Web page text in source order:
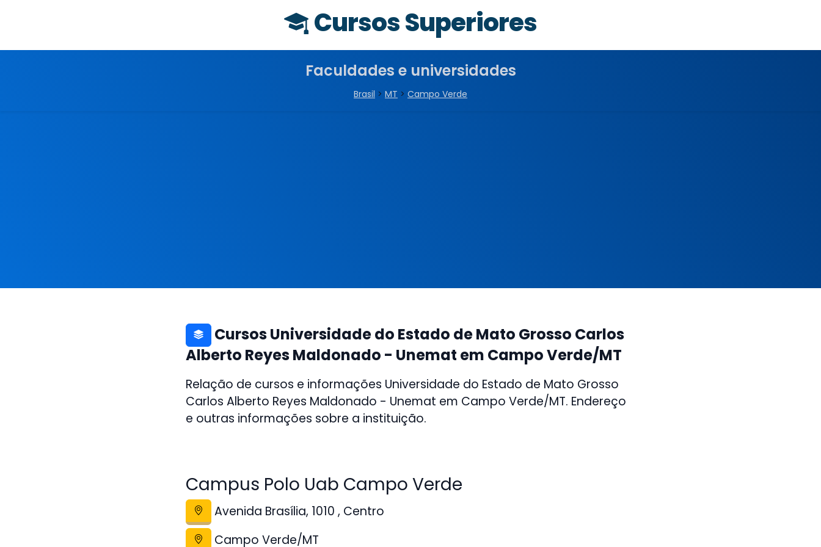
Cursos Superiores
Faculdades e universidades
Brasil > MT > Campo Verde
Cursos Universidade do Estado de Mato Grosso Carlos
Alberto Reyes Maldonado - Unemat em Campo Verde/MT
Relação de cursos e informações Universidade do Estado de Mato Grosso
Carlos Alberto Reyes Maldonado - Unemat em Campo Verde/MT. Endereço
e outras informações sobre a instituição.
Campus Polo Uab Campo Verde
Avenida Brasília, 1010 , Centro
Campo Verde/MT